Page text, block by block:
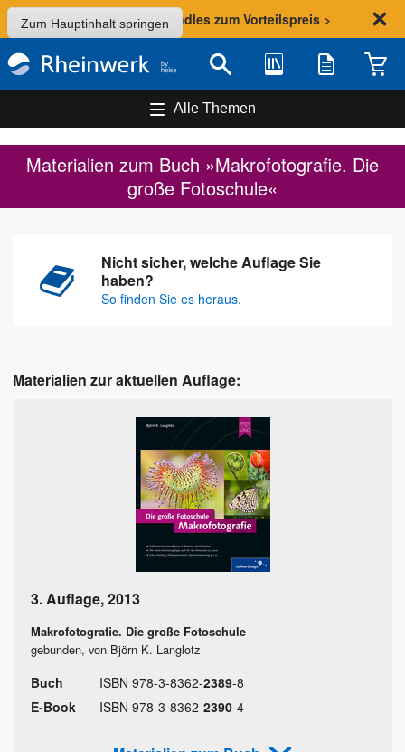
Zum Hauptinhalt springen
Sommer-Aktion: Bundles zum Vorteilspreis >
Suche Bibliothek Merkliste
Alle Themen
Materialien zum Buch »Makrofotografie. Die
große Fotoschule«
Nicht sicher, welche Auflage Sie
haben?
So finden Sie es heraus.
Materialien zur aktuellen Auflage:
3. Auflage,2013
Makrofotografie. Die große Fotoschule
gebunden, von Björn K. Langlotz
Buch ISBN 978-3-8362-2389-8
E-Book
ISBN 978-3-8362-2390-4